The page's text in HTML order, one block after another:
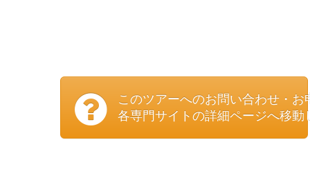
このツアーへのお問い合わせ・お
各専門サイトの詳細ページへ移動